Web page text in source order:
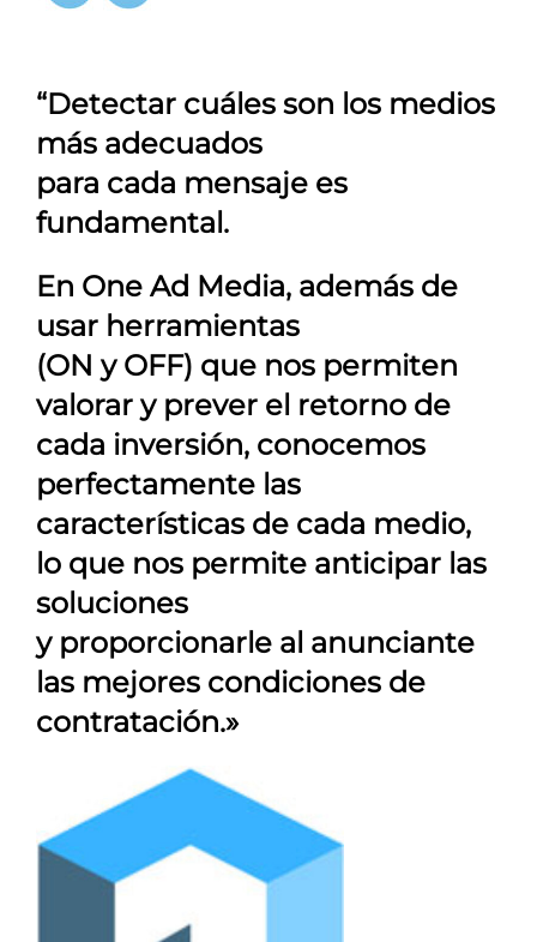
“Detectar cuáles son los medios
más adecuados
para cada mensaje es
fundamental.
En One Ad Media, además de
usar herramientas
(ON y OFF) que nos permiten
valorar y prever el retorno de
cada inversión, conocemos
perfectamente las
características de cada medio,
lo que nos permite anticipar las
soluciones
y proporcionarle al anunciante
las mejores condiciones de
contratación.»